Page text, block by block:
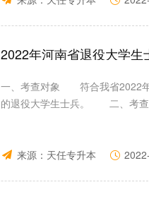
2022年河南省退役大学
一、考查对象 符合我省2022年
的退役大学生士兵。 二、考
来源： 天任专升本